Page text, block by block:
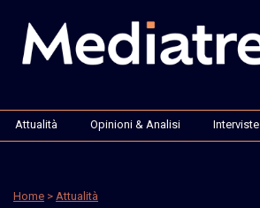
Attualità Opinioni & Analisi Interviste
Home > Attualità